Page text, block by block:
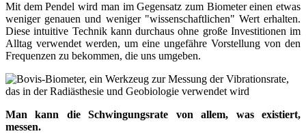
Mit dem Pendel wird man im Gegensatz zum Biometer einen etwas
weniger genauen und weniger "wissenschaftlichen" Wert erhalten.
Diese intuitive Technik kann durchaus ohne große Investitionen im
Alltag verwendet werden, um eine ungefähre Vorstellung von den
Frequenzen zu bekommen, die uns umgeben.
Man kann die Schwingungsrate von allem, was existiert,
messen.